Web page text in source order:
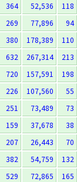
364 52,536 118
269 77,896 94
380 178,389 110
632 267,314 213
720 157,591 198
226 107,560 55
251 73,489 73
159 37,678 38
207 26,443 70
382 54,759 132
529 72,865 165